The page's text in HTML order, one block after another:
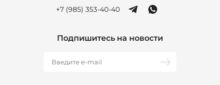
+7 (985) 353-40-40
Подпишитесь на новости